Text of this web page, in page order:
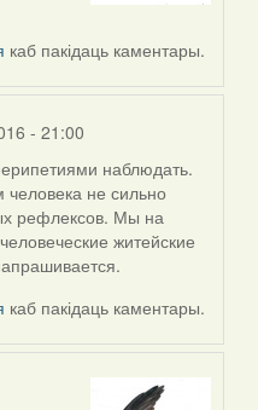
каб пакідаць каментары.
- 21:00
наблюдать.
человека не сильно
рефлексов. Мы на
житейские
каб пакідаць каментары.